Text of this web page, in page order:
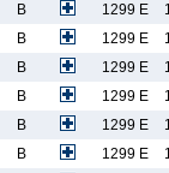
B 1299 E
B 1299 E
B 1299 E
B 1299 E
B 1299 E
B 1299 E